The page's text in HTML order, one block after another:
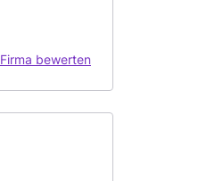
Firma bewerten